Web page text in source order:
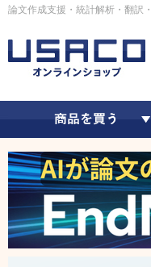
論文作成支援・統計解析・翻訳